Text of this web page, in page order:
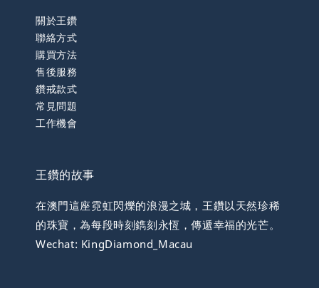
關於王鑽
聯絡方式
購買方法
售後服務
鑽戒款式
常見問題
工作機會
王鑽的故事
在澳門這座霓虹閃爍的浪漫之城，王鑽以天然珍稀
的珠寶，為每段時刻鐫刻永恆，傳遞幸福的光芒。
Wechat: KingDiamond_Macau